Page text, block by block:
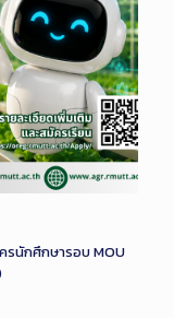
รนักศึกษารอบ MOU